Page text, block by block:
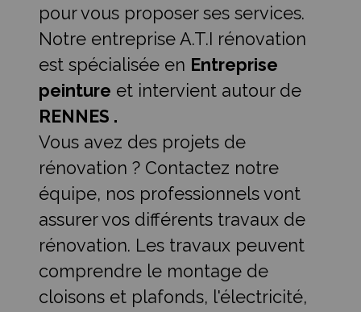
pour vous proposer ses services.
Notre entreprise A.T.I rénovation
est spécialisée en Entreprise
peinture et intervient autour de
RENNES .
Vous avez des projets de
rénovation ? Contactez notre
équipe, nos professionnels vont
assurer vos différents travaux de
rénovation. Les travaux peuvent
comprendre le montage de
cloisons et plafonds, l'électricité,